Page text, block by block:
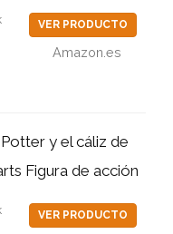
VER PRODUCTO
Amazon.es
y el cáliz de
Figura de acción
VER PRODUCTO